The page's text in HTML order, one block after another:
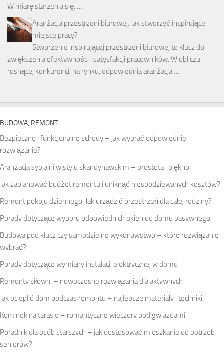
W miarę starzenia się, …
Aranżacja przestrzeni biurowej: Jak stworzyć inspirujące
miejsce pracy?
Stworzenie inspirującej przestrzeni biurowej to klucz do
zwiększenia efektywności i satysfakcji pracowników. W obliczu
rosnącej konkurencji na rynku, odpowiednia aranżacja …
BUDOWA, REMONT
Bezpieczne i funkcjonalne schody – jak wybrać odpowiednie
rozwiązanie?
Aranżacja sypialni w stylu skandynawskim – prostota i piękno
Jak zaplanować budżet remontu i uniknąć niespodziewanych kosztów?
Remont pokoju dziennego: Jak urządzić przestrzeń dla całej rodziny?
Porady dotyczące wyboru odpowiednich okien do domu pasywnego
Budowa pod klucz czy samodzielne wykonawstwo – które rozwiązanie
wybrać?
Porady dotyczące wymiany instalacji elektrycznej w domu
Remonty siłowni – nowoczesne rozwiązania dla aktywnych
Jak ocieplić dom podczas remontu – najlepsze materiały i techniki
Kominek na tarasie – romantyczne wieczory pod gwiazdami
Poradnik dla osób starszych – jak dostosować mieszkanie do potrzeb
seniorów?